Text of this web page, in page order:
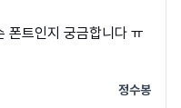
폰트인지 궁금합니다 ㅠ
정수봉